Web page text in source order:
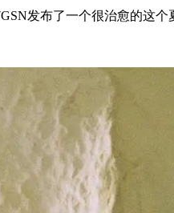
发布了一个很治愈的这个